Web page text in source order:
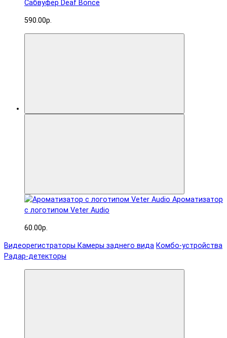
Сабвуфер Deaf Bonce
590.00р.
Ароматизатор
с логотипом Veter Audio
60.00р.
Видеорегистраторы Камеры заднего вида Комбо-устройства
Радар-детекторы